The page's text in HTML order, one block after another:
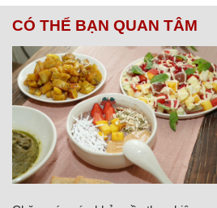
CÓ THỂ BẠN QUAN TÂM